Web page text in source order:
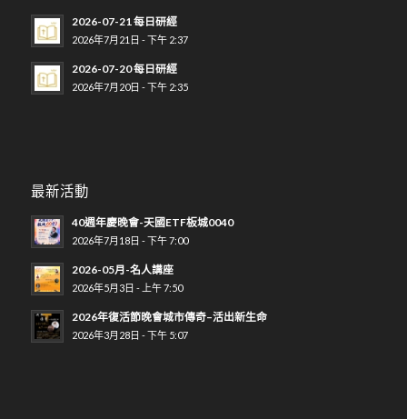
2026-07-21 每日研經
2026年7月21日 - 下午 2:37
2026-07-20 每日研經
2026年7月20日 - 下午 2:35
最新活動
40週年慶晚會-天國ETF板城0040
2026年7月18日 - 下午 7:00
2026-05月-名人講座
2026年5月3日 - 上午 7:50
2026年復活節晚會城市傳奇–活出新生命
2026年3月28日 - 下午 5:07